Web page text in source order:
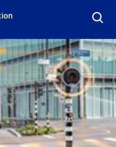
Ga